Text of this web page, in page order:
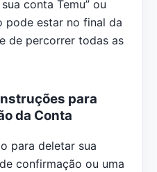
conta Temu” ou
pode estar no final da
de percorrer todas as
para
da Conta
para deletar sua
confirmação ou uma